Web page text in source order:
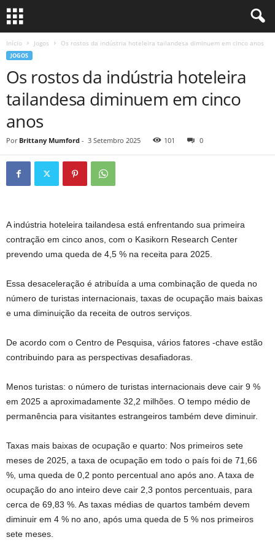
Início Jogos Os rostos da indústria hoteleira tailandesa diminuem em cinco anos
JOGOS
Os rostos da indústria hoteleira
tailandesa diminuem em cinco
anos
Por Brittany Mumford - 3 Setembro 2025 101 0
A indústria hoteleira tailandesa está enfrentando sua primeira
contração em cinco anos, com o Kasikorn Research Center
prevendo uma queda de 4,5 % na receita para 2025.
Essa desaceleração é atribuída a uma combinação de queda no
número de turistas internacionais, taxas de ocupação mais baixas
e uma diminuição da receita de outros serviços.
De acordo com o Centro de Pesquisa, vários fatores -chave estão
contribuindo para as perspectivas desafiadoras.
Menos turistas: o número de turistas internacionais deve cair 9 %
em 2025 a aproximadamente 32,2 milhões. O tempo médio de
permanência para visitantes estrangeiros também deve diminuir.
Taxas mais baixas de ocupação e quarto: Nos primeiros sete
meses de 2025, a taxa de ocupação em todo o país foi de 71,66
%, uma queda de 0,2 ponto percentual ano após ano. A taxa de
ocupação do ano inteiro deve cair 2,3 pontos percentuais, para
cerca de 69,83 %. As taxas médias de quartos também devem
diminuir em 4 % no ano, após uma queda de 5 % nos primeiros
sete meses.